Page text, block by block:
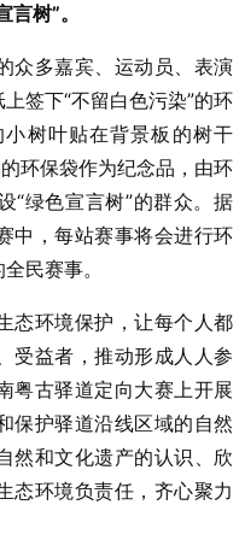
树”。
多嘉宾、运动员、表演
签下“不留白色污染”的环
树叶贴在背景板的树干
环保袋作为纪念品，由环
“绿色宣言树”的群众。据
中，每站赛事将会进行环
民赛事。
环境保护，让每个人都
受益者，推动形成人人参
粤古驿道定向大赛上开展
保护驿道沿线区域的自然
然和文化遗产的认识、欣
态环境负责任，齐心聚力